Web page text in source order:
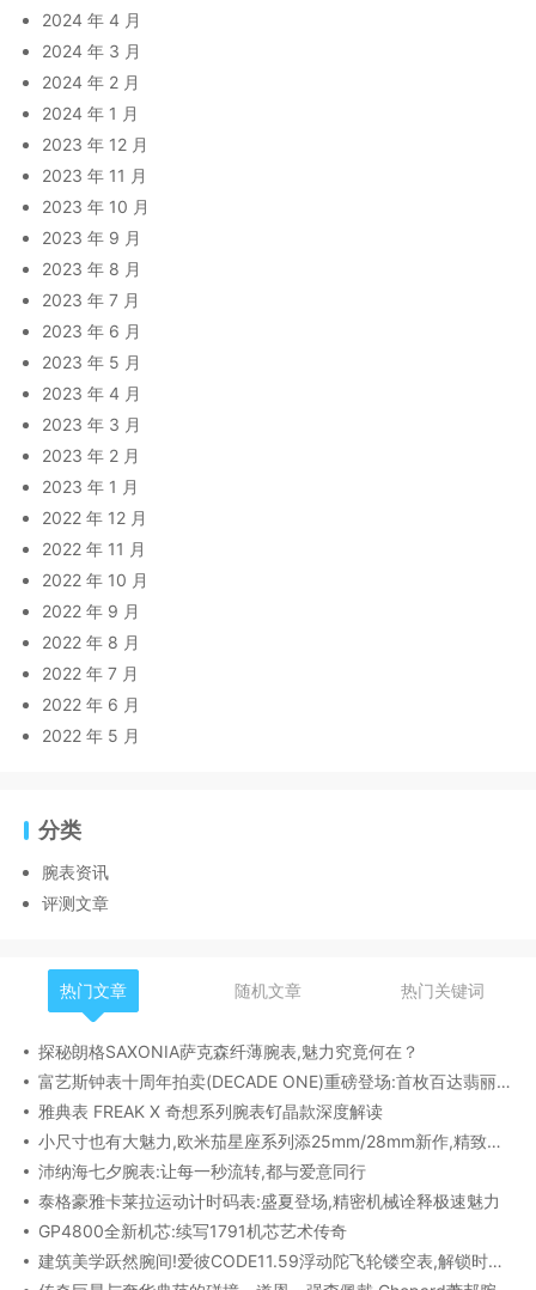
2024 年 4 月
2024 年 3 月
2024 年 2 月
2024 年 1 月
2023 年 12 月
2023 年 11 月
2023 年 10 月
2023 年 9 月
2023 年 8 月
2023 年 7 月
2023 年 6 月
2023 年 5 月
2023 年 4 月
2023 年 3 月
2023 年 2 月
2023 年 1 月
2022 年 12 月
2022 年 11 月
2022 年 10 月
2022 年 9 月
2022 年 8 月
2022 年 7 月
2022 年 6 月
2022 年 5 月
分类
腕表资讯
评测文章
热门文章 随机文章 热门关键词
探秘朗格SAXONIA萨克森纤薄腕表,魅力究竟何在？
富艺斯钟表十周年拍卖(DECADE ONE)重磅登场:首枚百达翡丽1518精钢腕表领衔呈献
雅典表 FREAK X 奇想系列腕表钌晶款深度解读​
小尺寸也有大魅力,欧米茄星座系列添25mm/28mm新作,精致感拉满
沛纳海七夕腕表:让每一秒流转,都与爱意同行
泰格豪雅卡莱拉运动计时码表:盛夏登场,精密机械诠释极速魅力
GP4800全新机芯:续写1791机芯艺术传奇
建筑美学跃然腕间!爱彼CODE11.59浮动陀飞轮镂空表,解锁时间律动新形态